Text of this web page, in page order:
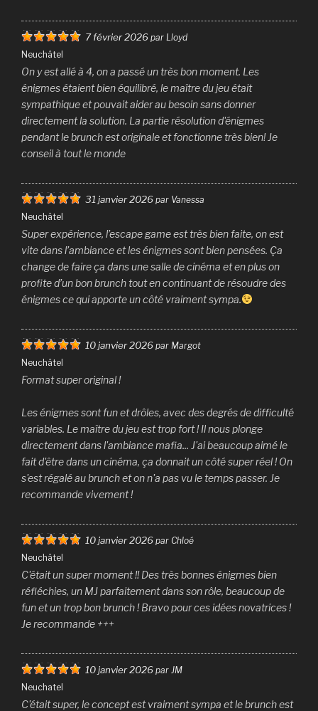
7 février 2026 par Lloyd
Neuchâtel
On y est allé à 4, on a passé un très bon moment. Les
énigmes étaient bien équilibré, le maître du jeu était
sympathique et pouvait aider au besoin sans donner
directement la solution. La partie résolution d'énigmes
pendant le brunch est originale et fonctionne très bien! Je
conseil à tout le monde
31 janvier 2026 par Vanessa
Neuchâtel
Super expérience, l’escape game est très bien faite, on est
vite dans l’ambiance et les énigmes sont bien pensées. Ça
change de faire ça dans une salle de cinéma et en plus on
profite d’un bon brunch tout en continuant de résoudre des
énigmes ce qui apporte un côté vraiment sympa.
10 janvier 2026 par Margot
Neuchâtel
Format super original !
Les énigmes sont fun et drôles, avec des degrés de difficulté
variables. Le maître du jeu est trop fort ! Il nous plonge
directement dans l'ambiance mafia... J'ai beaucoup aimé le
fait d'être dans un cinéma, ça donnait un côté super réel ! On
s'est régalé au brunch et on n'a pas vu le temps passer. Je
recommande vivement !
10 janvier 2026 par Chloé
Neuchâtel
C'était un super moment !! Des très bonnes énigmes bien
réfléchies, un MJ parfaitement dans son rôle, beaucoup de
fun et un trop bon brunch ! Bravo pour ces idées novatrices !
Je recommande +++
10 janvier 2026 par JM
Neuchatel
C'était super, le concept est vraiment sympa et le brunch est